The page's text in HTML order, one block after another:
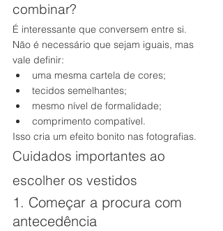
combinar?
É interessante que conversem entre si.
Não é necessário que sejam iguais, mas
vale definir:
uma mesma cartela de cores;
tecidos semelhantes;
mesmo nível de formalidade;
comprimento compatível.
Isso cria um efeito bonito nas fotografias.
Cuidados importantes ao
escolher os vestidos
1. Começar a procura com
antecedência